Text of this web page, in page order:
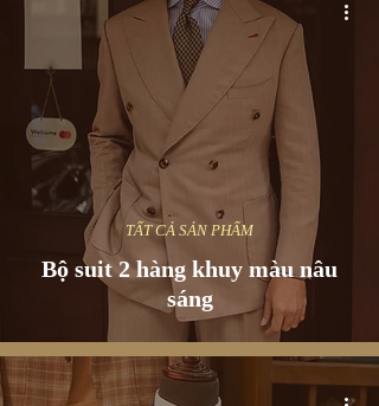
Bộ suit 2 hàng khuy màu nâu
sáng
TẤT CẢ SẢN PHẨM